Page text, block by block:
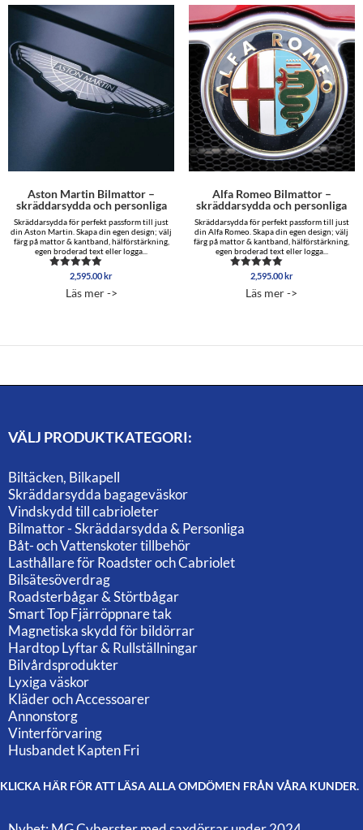
Aston Martin Bilmattor –
skräddarsydda och personliga
Skräddarsydda för perfekt passform till just
din Aston Martin. Skapa din egen design; välj
färg på mattor & kantband, hälförstärkning,
egen broderad text eller logga...
Betygsatt
av 5
2,595.00 kr
Läs mer ->
Alfa Romeo Bilmattor –
skräddarsydda och personliga
Skräddarsydda för perfekt passform till just
din Alfa Romeo. Skapa din egen design; välj
färg på mattor & kantband, hälförstärkning,
egen broderad text eller logga...
Betygsatt
av 5
2,595.00 kr
Läs mer ->
VÄLJ PRODUKTKATEGORI:
Biltäcken, Bilkapell
Skräddarsydda bagageväskor
Vindskydd till cabrioleter
Bilmattor - Skräddarsydda & Personliga
Båt- och Vattenskoter tillbehör
Lasthållare för Roadster och Cabriolet
Bilsätesöverdrag
Roadsterbågar & Störtbågar
Smart Top Fjärröppnare tak
Magnetiska skydd för bildörrar
Hardtop Lyftar & Rullställningar
Bilvårdsprodukter
Lyxiga väskor
Kläder och Accessoarer
Annonstorg
Vinterförvaring
Husbandet Kapten Fri
KLICKA HÄR FÖR ATT LÄSA ALLA OMDÖMEN FRÅN VÅRA KUNDER.